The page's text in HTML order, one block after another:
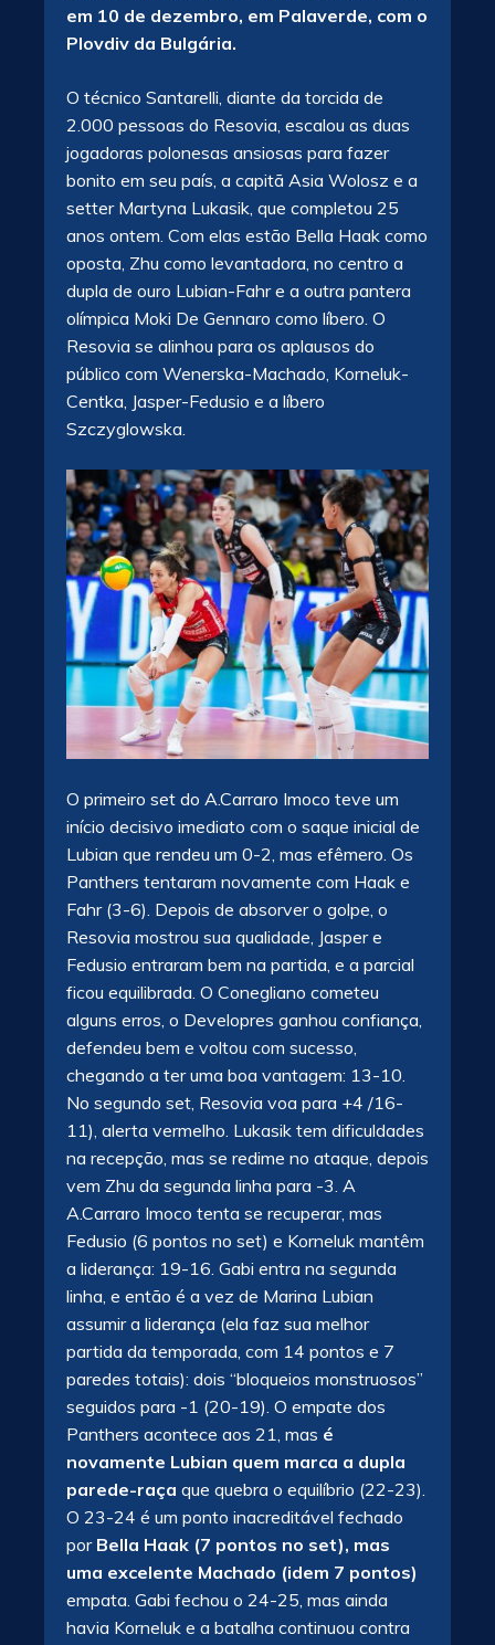
em 10 de dezembro, em Palaverde, com o
Plovdiv da Bulgária.
O técnico Santarelli, diante da torcida de
2.000 pessoas do Resovia, escalou as duas
jogadoras polonesas ansiosas para fazer
bonito em seu país, a capitã Asia Wolosz e a
setter Martyna Lukasik, que completou 25
anos ontem. Com elas estão Bella Haak como
oposta, Zhu como levantadora, no centro a
dupla de ouro Lubian-Fahr e a outra pantera
olímpica Moki De Gennaro como líbero. O
Resovia se alinhou para os aplausos do
público com Wenerska-Machado, Korneluk-
Centka, Jasper-Fedusio e a líbero
Szczyglowska.
O primeiro set do A.Carraro Imoco teve um
início decisivo imediato com o saque inicial de
Lubian que rendeu um 0-2, mas efêmero. Os
Panthers tentaram novamente com Haak e
Fahr (3-6). Depois de absorver o golpe, o
Resovia mostrou sua qualidade, Jasper e
Fedusio entraram bem na partida, e a parcial
ficou equilibrada. O Conegliano cometeu
alguns erros, o Developres ganhou confiança,
defendeu bem e voltou com sucesso,
chegando a ter uma boa vantagem: 13-10.
No segundo set, Resovia voa para +4 /16-
11), alerta vermelho. Lukasik tem dificuldades
na recepção, mas se redime no ataque, depois
vem Zhu da segunda linha para -3. A
A.Carraro Imoco tenta se recuperar, mas
Fedusio (6 pontos no set) e Korneluk mantêm
a liderança: 19-16. Gabi entra na segunda
linha, e então é a vez de Marina Lubian
assumir a liderança (ela faz sua melhor
partida da temporada, com 14 pontos e 7
paredes totais): dois “bloqueios monstruosos”
seguidos para -1 (20-19). O empate dos
Panthers acontece aos 21, mas é
novamente Lubian quem marca a dupla
parede-raça que quebra o equilíbrio (22-23).
O 23-24 é um ponto inacreditável fechado
por Bella Haak (7 pontos no set), mas
uma excelente Machado (idem 7 pontos)
empata. Gabi fechou o 24-25, mas ainda
havia Korneluk e a batalha continuou contra